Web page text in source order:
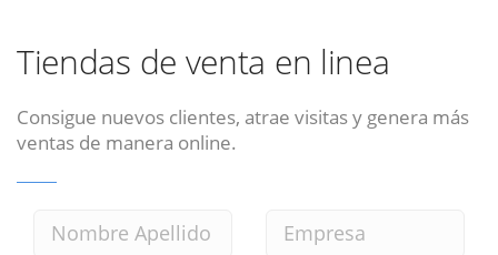
Tiendas de venta en linea
Consigue nuevos clientes, atrae visitas y genera más
ventas de manera online.